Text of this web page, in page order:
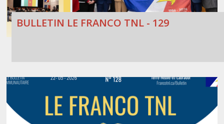
BULLETIN LE FRANCO TNL - 129